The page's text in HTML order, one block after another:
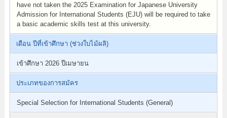
have not taken the 2025 Examination for Japanese University
Admission for International Students (EJU) will be required to take
a basic academic skills test at this university.
เดือน ปีที่เข้าศึกษา (ช่วงใบไม้ผลิ)
เข้าศึกษา 2026 ปีเมษายน
ประเภทของการสมัคร
Special Selection for International Students (General)